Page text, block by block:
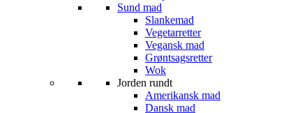
Sund mad
Slankemad
Vegetarretter
Vegansk mad
Grøntsagsretter
Wok
Jorden rundt
Amerikansk mad
Dansk mad